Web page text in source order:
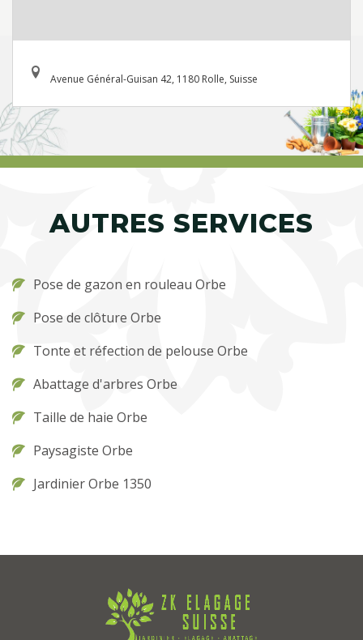
Avenue Général-Guisan 42, 1180 Rolle, Suisse
AUTRES SERVICES
Pose de gazon en rouleau Orbe
Pose de clôture Orbe
Tonte et réfection de pelouse Orbe
Abattage d'arbres Orbe
Taille de haie Orbe
Paysagiste Orbe
Jardinier Orbe 1350